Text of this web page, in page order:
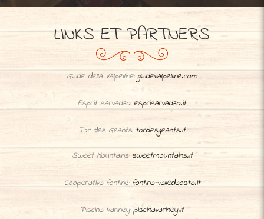
LINKS ET PARTNERS
Guide della Valpelline:guidevalpelline.com
Esprit sarvadzo: esprisarvadzo.it
Tor des Geants: tordesgeants.it
Sweet Mountains:sweetmountains.it
Cooperativa fontine: fontina-valledaosta.it
Piscina Variney:piscinavariney.it